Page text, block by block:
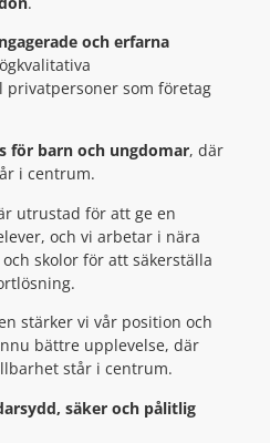
och erfarna
som företag
för barn och ungdomar, där
i centrum.
utrustad för att ge en
och vi arbetar i nära
skolor för att säkerställa
stärker vi vår position och
bättre upplevelse, där
står i centrum.
säker och pålitlig